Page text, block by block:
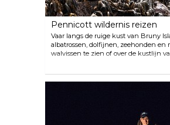
Pennicott wildernis reizen
Vaar langs de ruige kust van Bruny
albatrossen, dolfijnen, zeehonden en
walvissen te zien of over de kustlijn
Tasman-schiereiland om de hoogste